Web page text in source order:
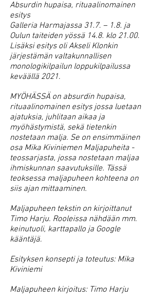
Absurdin hupaisa, rituaalinomainen
esitys
Galleria Harmajassa 31.7. – 1.8. ja
Oulun taiteiden yössä 14.8. klo 21.00.
Lisäksi esitys oli Akseli Klonkin
järjestämän valtakunnallisen
monologikilpailun loppukilpailussa
keväällä 2021.
MYÖHÄSSÄ on absurdin hupaisa,
rituaalinomainen esitys jossa luetaan
ajatuksia, juhlitaan aikaa ja
myöhästymistä, sekä tietenkin
nostetaan malja. Se on ensimmäinen
osa Mika Kiviniemen Maljapuheita -
teossarjasta, jossa nostetaan maljaa
ihmiskunnan saavutuksille. Tässä
teoksessa maljapuheen kohteena on
siis ajan mittaaminen.
Maljapuheen tekstin on kirjoittanut
Timo Harju. Rooleissa nähdään mm.
keinutuoli, karttapallo ja Google
kääntäjä.
Esityksen konsepti ja toteutus: Mika
Kiviniemi
Maljapuheen kirjoitus: Timo Harju